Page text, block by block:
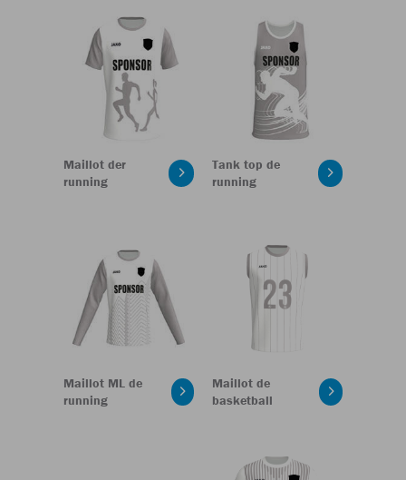
Maillot der
running
Tank top de
running
Maillot ML de
running
Maillot de
basketball